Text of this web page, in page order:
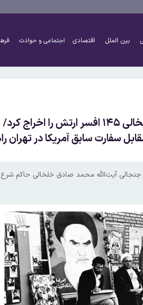
بین الملل اقتصادی اجتماعی و حوادث
سفارت سابق آمریکا در تهران